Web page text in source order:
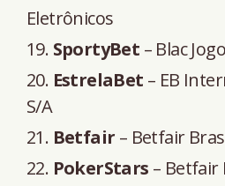
Eletrônicos
SportyBet – Blac
EstrelaBet – EB
S/A
Betfair – Betfair
PokerStars – Betfair